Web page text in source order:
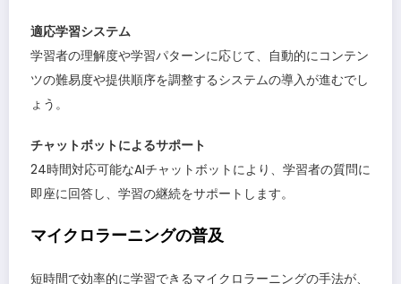
適応学習システム
学習者の理解度や学習パターンに応じて、自動的にコンテン
ツの難易度や提供順序を調整するシステムの導入が進むでし
ょう。
チャットボットによるサポート
24時間対応可能なAIチャットボットにより、学習者の質問に
即座に回答し、学習の継続をサポートします。
マイクロラーニングの普及
短時間で効率的に学習できるマイクロラーニングの手法が、